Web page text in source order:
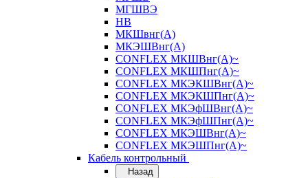
МГШВЭ
НВ
МКШвнг(А)
МКЭШВнг(А)
CONFLEX МКШВнг(А)~
CONFLEX МКШПнг(А)~
CONFLEX МКЭКШВнг(А)~
CONFLEX МКЭКШПнг(А)~
CONFLEX МКЭфШВнг(А)~
CONFLEX МКЭфШПнг(А)~
CONFLEX МКЭШВнг(А)~
CONFLEX МКЭШПнг(А)~
Кабель контрольный
Назад